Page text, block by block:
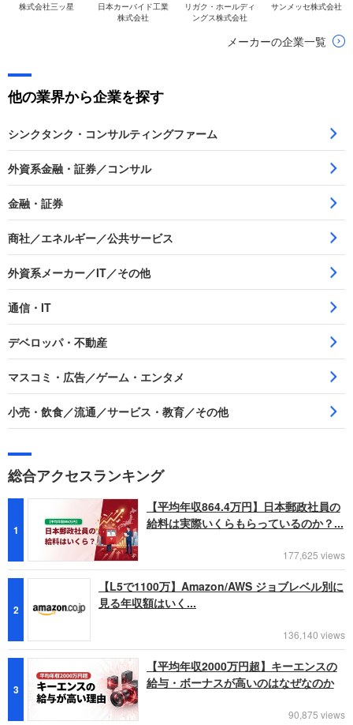
株式会社三ッ星
日本カーバイド工業
株式会社
リガク・ホールディ
ングス株式会社
サンメッセ株式会社
メーカーの企業一覧
他の業界から企業を探す
シンクタンク・コンサルティングファーム
外資系金融・証券／コンサル
金融・証券
商社／エネルギー／公共サービス
外資系メーカー／IT／その他
通信・IT
デベロッパ・不動産
マスコミ・広告／ゲーム・エンタメ
小売・飲食／流通／サービス・教育／その他
総合アクセスランキング
1
【平均年収864.4万円】日本郵政社員の
給料は実際いくらもらっているのか？...
177,625 views
2
【L5で1100万】Amazon/AWS ジョブレベル別に
見る年収額はいく...
136,140 views
3
【平均年収2000万円超】キーエンスの
給与・ボーナスが高いのはなぜなのか
90,875 views